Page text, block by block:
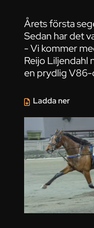
Årets första
Sedan har det
- Vi kommer
Reijo Liljendahl
en prydlig
Ladda ner